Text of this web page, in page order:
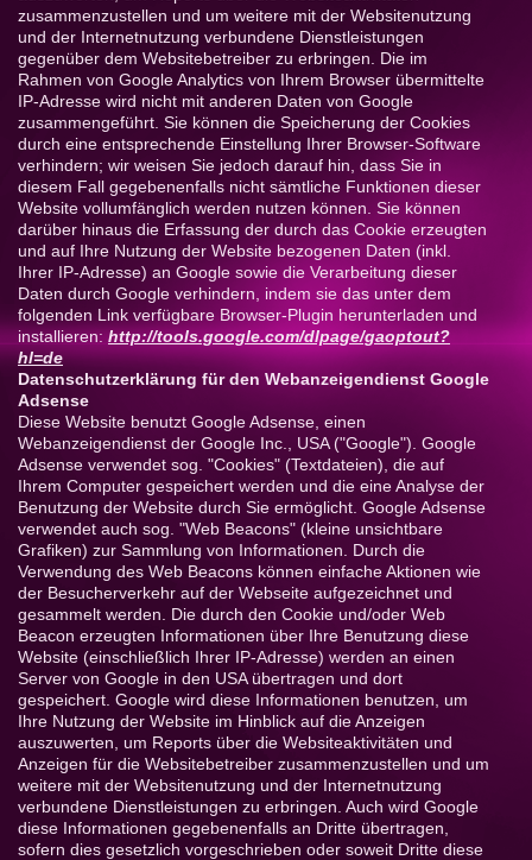
zusammenzustellen und um weitere mit der Websitenutzung
und der Internetnutzung verbundene Dienstleistungen
gegenüber dem Websitebetreiber zu erbringen. Die im
Rahmen von Google Analytics von Ihrem Browser übermittelte
IP-Adresse wird nicht mit anderen Daten von Google
zusammengeführt. Sie können die Speicherung der Cookies
durch eine entsprechende Einstellung Ihrer Browser-Software
verhindern; wir weisen Sie jedoch darauf hin, dass Sie in
diesem Fall gegebenenfalls nicht sämtliche Funktionen dieser
Website vollumfänglich werden nutzen können. Sie können
darüber hinaus die Erfassung der durch das Cookie erzeugten
und auf Ihre Nutzung der Website bezogenen Daten (inkl.
Ihrer IP-Adresse) an Google sowie die Verarbeitung dieser
Daten durch Google verhindern, indem sie das unter dem
folgenden Link verfügbare Browser-Plugin herunterladen und
installieren: http://tools.google.com/dlpage/gaoptout?
hl=de
Datenschutzerklärung für den Webanzeigendienst Google
Adsense
Diese Website benutzt Google Adsense, einen
Webanzeigendienst der Google Inc., USA ("Google"). Google
Adsense verwendet sog. "Cookies" (Textdateien), die auf
Ihrem Computer gespeichert werden und die eine Analyse der
Benutzung der Website durch Sie ermöglicht. Google Adsense
verwendet auch sog. "Web Beacons" (kleine unsichtbare
Grafiken) zur Sammlung von Informationen. Durch die
Verwendung des Web Beacons können einfache Aktionen wie
der Besucherverkehr auf der Webseite aufgezeichnet und
gesammelt werden. Die durch den Cookie und/oder Web
Beacon erzeugten Informationen über Ihre Benutzung diese
Website (einschließlich Ihrer IP-Adresse) werden an einen
Server von Google in den USA übertragen und dort
gespeichert. Google wird diese Informationen benutzen, um
Ihre Nutzung der Website im Hinblick auf die Anzeigen
auszuwerten, um Reports über die Websiteaktivitäten und
Anzeigen für die Websitebetreiber zusammenzustellen und um
weitere mit der Websitenutzung und der Internetnutzung
verbundene Dienstleistungen zu erbringen. Auch wird Google
diese Informationen gegebenenfalls an Dritte übertragen,
sofern dies gesetzlich vorgeschrieben oder soweit Dritte diese